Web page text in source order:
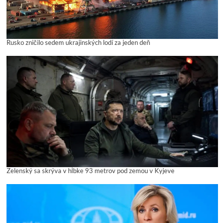
Rusko zničilo sedem ukrajinských lodí za jeden deň
Zelenský sa skrýva v hĺbke 93 metrov pod zemou v Kyjeve